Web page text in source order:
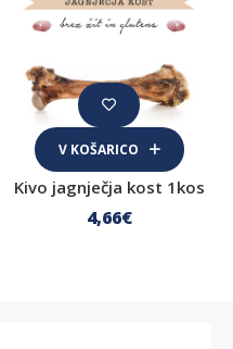
V KOŠARICO
Kivo jagnječja kost 1kos
4,66€